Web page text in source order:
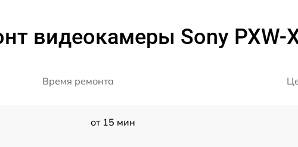
видеокамеры Sony PXW-
Время ремонта
от 15 мин